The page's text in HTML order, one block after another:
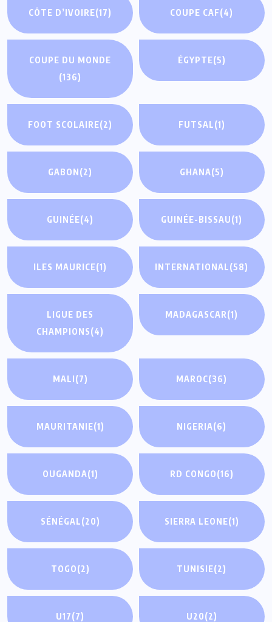
CÔTE D’IVOIRE(17) COUPE CAF(4)
COUPE DU MONDE
(136)
ÉGYPTE(5)
FOOT SCOLAIRE(2) FUTSAL(1)
GABON(2) GHANA(5)
GUINÉE(4) GUINÉE-BISSAU(1)
ILES MAURICE(1) INTERNATIONAL(58)
LIGUE DES
CHAMPIONS(4)
MADAGASCAR(1)
MALI(7) MAROC(36)
MAURITANIE(1) NIGERIA(6)
OUGANDA(1) RD CONGO(16)
SÉNÉGAL(20) SIERRA LEONE(1)
TOGO(2) TUNISIE(2)
U17(7) U20(2)